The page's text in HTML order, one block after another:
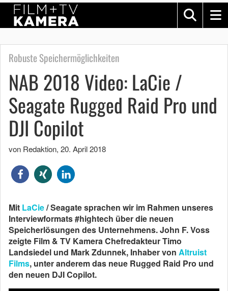
Robuste Speichermöglichkeiten
NAB 2018 Video: LaCie /
Seagate Rugged Raid Pro und
DJI Copilot
von Redaktion, 20. April 2018
Mit LaCie/ Seagate sprachen wir im Rahmen unseres
Interviewformats #hightech über die neuen
Speicherlösungen des Unternehmens. John F. Voss
zeigte Film & TV Kamera Chefredakteur Timo
Landsiedel und Mark Zdunnek, Inhaber von Altruist
Films, unter anderem das neue Rugged Raid Pro und
den neuen DJI Copilot.